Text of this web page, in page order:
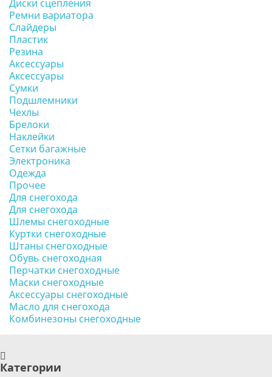
Диски сцепления
Ремни вариатора
Слайдеры
Пластик
Резина
Аксессуары
Аксессуары
Сумки
Подшлемники
Чехлы
Брелоки
Наклейки
Сетки багажные
Электроника
Одежда
Прочее
Для снегохода
Для снегохода
Шлемы снегоходные
Куртки снегоходные
Штаны снегоходные
Обувь снегоходная
Перчатки снегоходные
Маски снегоходные
Аксессуары снегоходные
Масло для снегохода
Комбинезоны снегоходные
Категории